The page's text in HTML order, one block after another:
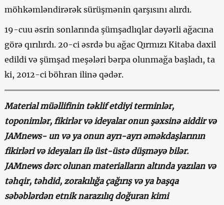
möhkəmləndirərək sürüşmənin qarşısını alırdı.
19-cuu əsrin sonlarında şümşadlıqlar dəyərli ağacına
görə qırılırdı. 20-ci əsrdə bu ağac Qırmızı Kitaba daxil
edildi və şümşad meşələri bərpa olunmağa başladı, ta
ki, 2012-ci böhran ilinə qədər.
Material müəllifinin təklif etdiyi terminlər,
toponimlər, fikirlər və ideyalar onun şəxsinə aiddir və
JAMnews- un və ya onun ayrı-ayrı əməkdaşlarının
fikirləri və ideyaları ilə üst-üstə düşməyə bilər.
JAMnews dərc olunan materialların altında yazılan və
təhqir, təhdid, zorakılığa çağırış və ya başqa
səbəblərdən etnik narazılıq doğuran kimi